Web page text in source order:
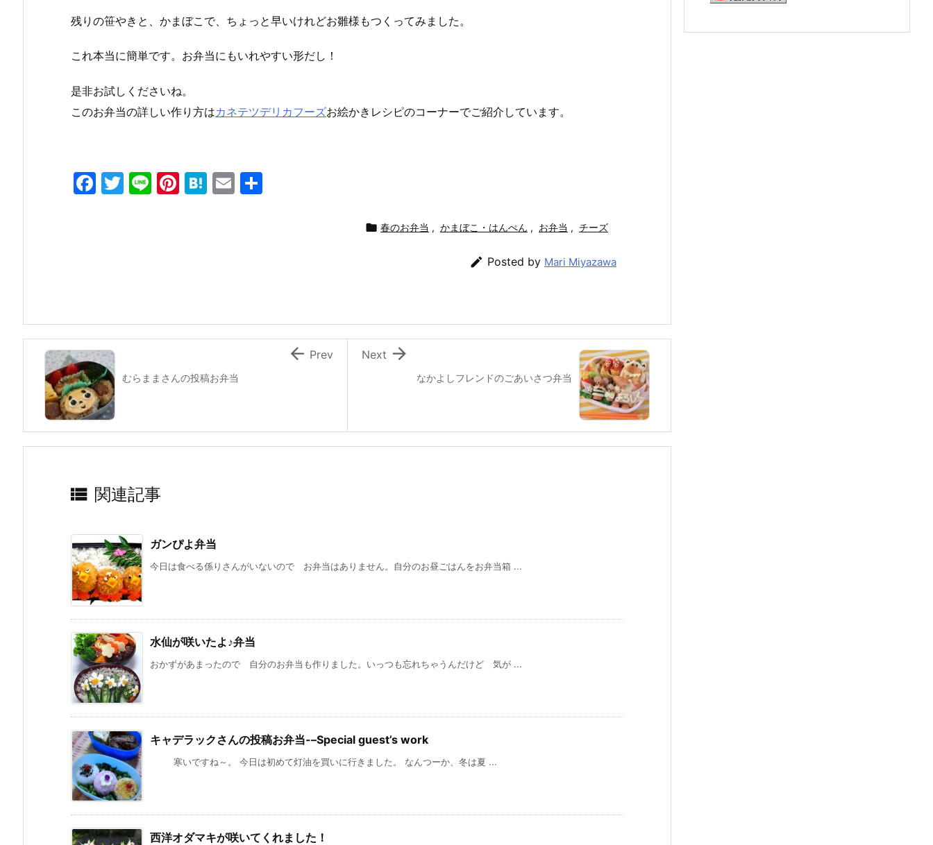
残りの笹やきと、かまぼこで、ちょっと早いけれどお雛様もつくってみました。
これ本当に簡単です。お弁当にもいれやすい形だし！
是非お試しくださいね。
このお弁当の詳しい作り方はカネテツデリカフーズお絵かきレシピのコーナーでご紹介しています。
F
k
T
Li Pi H
E
 春のお弁当 , かまぼこ・はんぺん , お弁当 , チーズ
 Posted by Mari Miyazawa
なかよしフレンドのごあいさつ弁当

Next
むらままさんの投稿お弁当
 Prev
 関連記事
ガンぴよ弁当
今日は食べる係りさんがいないので お弁当はありません。自分のお昼ごはんをお弁当箱 ...
水仙が咲いたよ♪弁当
おかずがあまったので 自分のお弁当も作りました。いっつも忘れちゃうんだけど 気が ...
キャデラックさんの投稿お弁当-–Special guest’s work
寒いですね～。 今日は初めて灯油を買いに行きました。 なんつーか、冬は夏 ...
西洋オダマキが咲いてくれました！